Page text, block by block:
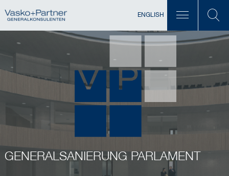
ENGLISH
GENERALSANIERUNG PARLAMENT